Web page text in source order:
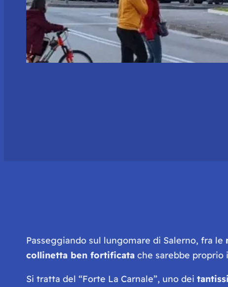
Passeggiando sul lungomare di Salerno, fra le
collinetta ben fortificatache sarebbe proprio
Si tratta del “Forte La Carnale”, uno dei